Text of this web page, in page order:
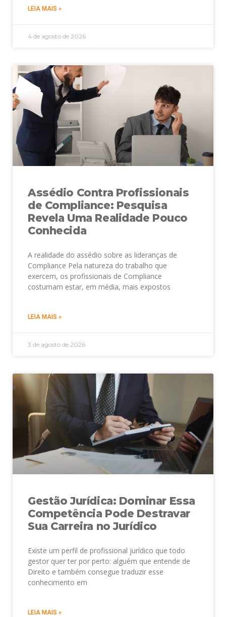
LEIA MAIS »
4 de agosto de 2026
Assédio Contra Profissionais
de Compliance: Pesquisa
Revela Uma Realidade Pouco
Conhecida
A realidade do assédio sobre as lideranças de
Compliance Pela natureza do trabalho que
exercem, os profissionais de Compliance
costumam estar, em média, mais expostos
LEIA MAIS »
3 de agosto de 2026
Gestão Jurídica: Dominar Essa
Competência Pode Destravar
Sua Carreira no Jurídico
Existe um perfil de profissional jurídico que todo
gestor quer ter por perto: alguém que entende de
Direito e também consegue traduzir esse
conhecimento em
LEIA MAIS »